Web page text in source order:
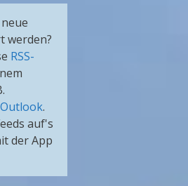
werden?
RSS-
Outlook.
auf's
der App